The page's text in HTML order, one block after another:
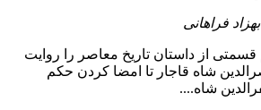
فراهانی
قسمتی از داستان تاریخ معاصر را روایت
شاه قاجار تا امضا کردن حکم
شاه....